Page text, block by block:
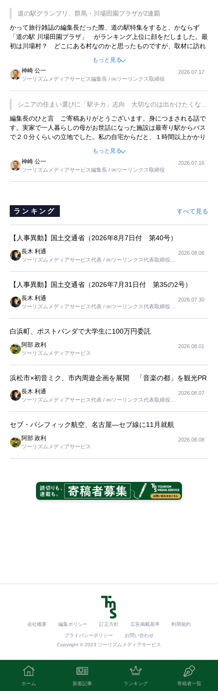
ホーム 新着記事 ランキング 寄稿者一覧
道の駅グランプリ、群馬・川場田園プラザが2連覇
かって旅行雑誌の編集長だった際、道の駅特集をすると、かならず
「道の駅 川場田園プラザ」 がランキング上位に顔をだしました。最
初は川場村？ どこにある村なのかと思ったものですが、取材に訪れ
永井 彰一社長にインタビューしたら、興味深い話が次々が飛び出しま
した。プレゼンも巧みで、今でも思い出すことが２つあります。一つ
は、従業員に東京ディズニーランドを見学させ、サービス業、接客業
の何かを理解してもらっていることです。 もう一つは1800円もする
プレミアムヨーグルトを販売するにあたり、社内に懸念もあったそう
です。永井社長は、駐車場に都内ナンバーの高級外車が停まっている
ことに目をつけ、高級商品でも売れると確信したそうです。今回の記
事を懐かしく読みました。
もっと見る
神崎 公一
ツーリズムメディアサービス編集長 / ㈱ツーリンクス取締役
2026.07.17
シニアの住まい選びに「駅チカ」志向 大切なのは出かけたくなる
暮らし
編集長のひと言 ご寄稿ありがとうございます。身につまされる話で
す。実家で一人暮らしの母がお世話になった施設は最寄り駅からバス
で２０分くらいの立地でした。私の自宅からだと、１時間以上かかり
ました。母の住まいから近いという理由で、その施設を選択したので
すが、私と妹にとっては、半日仕事ででした。シニアの住まい選び
は、当人だけではなく、世話をする家族の足の便も考えない外池ない
と思いました。
もっと見る
神崎 公一
ツーリズムメディアサービス編集長 / ㈱ツーリンクス取締役
2026.07.16
ランキング すべて見る
【人事異動】国土交通省（2026年8月7日付 第40号）
長木 利通
ツーリズムメディアサービス代表 / ㈱ツーリンクス代表取締役社
2026.08.06
【人事異動】国土交通省（2026年7月31日付 第35の2号）
長木 利通
ツーリズムメディアサービス代表 / ㈱ツーリンクス代表取締役社
2026.07.30
白浜町、ポストパンダで大学生に100万円委託
阿部 政利
ツーリズムメディアサービス
2026.08.01
浜松市×初音ミク、市内周遊企画を展開 「音楽の都」を観光PR
長木 利通
ツーリズムメディアサービス代表 / ㈱ツーリンクス代表取締役社
2026.08.07
セブ・パシフィック航空、名古屋―セブ線に11月就航
阿部 政利
ツーリズムメディアサービス
2026.08.08
会社概要 編集ポリシー 訂正方針 広告掲載基準 利用規約
プライバシーポリシー
お問い合わせ
Copyright © 2023 ツーリズムメディアサービス